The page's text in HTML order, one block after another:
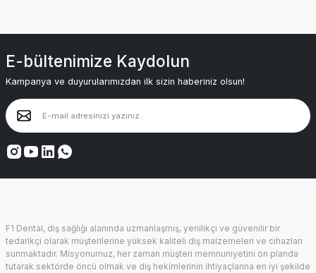
E-bültenimize Kaydolun
Kampanya ve duyurularımızdan ilk sizin haberiniz olsun!
F1 Dental, diş sağlığı alanında uzmanlaşmış, yenilikçi ve güvenilir bir
tedarikçi olarak müşterilerine yüksek kaliteli diş malzemeleri ve cihazları
sunmaktadır. Misyonumuz, her zaman müşteri memnuniyetini ön planda
tutarak sektörde öncü olmak ve diş hekimlerinin ihtiyaçlarına en iyi şekilde